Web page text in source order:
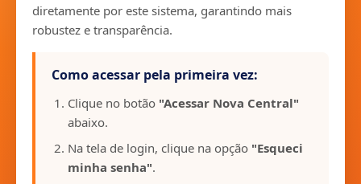
diretamente por este sistema, garantindo mais
robustez e transparência.
Como acessar pela primeira vez:
Clique no botão "Acessar Nova Central"
abaixo.
Na tela de login, clique na opção "Esqueci
minha senha".